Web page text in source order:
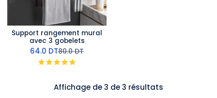
Support rangement mural
avec 3 gobelets
64.0 DT80.0DT
Affichage de 3 de 3 résultats